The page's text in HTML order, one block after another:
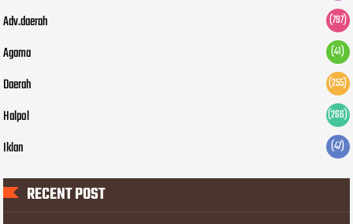
Adv.daerah (797)
Agama (41)
Daerah (255)
Halpol (266)
Iklan (47)
RECENT POST